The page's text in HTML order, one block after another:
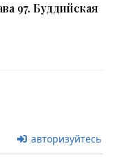
97. Буддийская
авторизуйтесь